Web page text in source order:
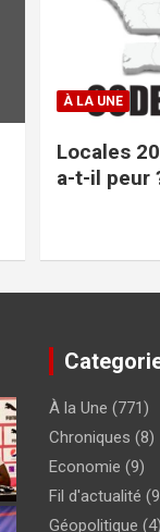
À LA UNE
Locales
a-t-il peur
À la Une (771)
Chroniques (8)
Economie (9)
Fil d'actualité
Géopolitique (4)